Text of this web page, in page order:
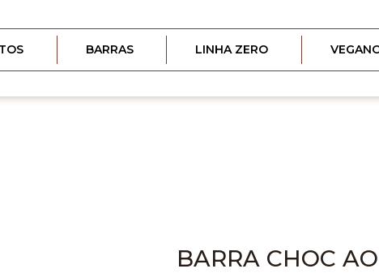
BARRAS LINHA ZERO
BARRA CHOC